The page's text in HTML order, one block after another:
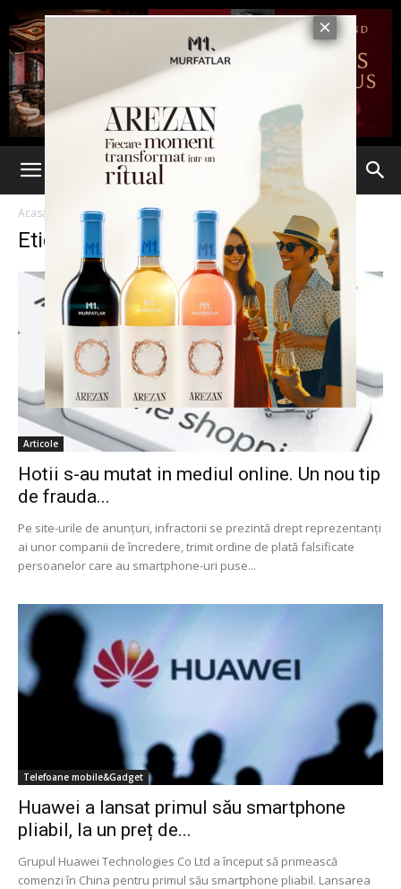
Acasă Etichete Smartphone
Etichetă: smartphone
Articole
Hotii s-au mutat in mediul online. Un nou tip
de frauda...
Pe site-urile de anunțuri, infractorii se prezintă drept reprezentanți
ai unor companii de încredere, trimit ordine de plată falsificate
persoanelor care au smartphone-uri puse...
Telefoane mobile&Gadget
Huawei a lansat primul său smartphone
pliabil, la un preț de...
Grupul Huawei Technologies Co Ltd a început să primească
comenzi în China pentru primul său smartphone pliabil. Lansarea